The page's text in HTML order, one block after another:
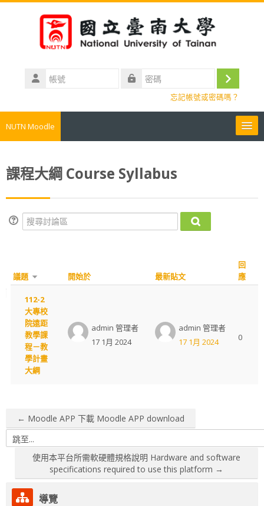
號
登
忘記帳號或密碼嗎？
NUTN Moodle
搜尋課程Search course
類別管理Catogory Management
登入Log in
登出Log out
正體中文 ‎(zh_tw)‎
課
程
課程大綱 Course Syllabus
搜尋討論區
搜尋討論區
List of discussions. Showing 1 of 1
議題 開始於 最新貼文
回
應
112-2
大專校
院遠距
教學課
程－教
學計畫
大綱
admin 管理者
17 1月 2024
admin 管理者
17 1月 2024
0
← Moodle APP 下載 Moodle APP download
跳至...
使用本平台所需軟硬體規格說明 Hardware and software
specifications required to use this platform →
跳過導覽區塊
導覽